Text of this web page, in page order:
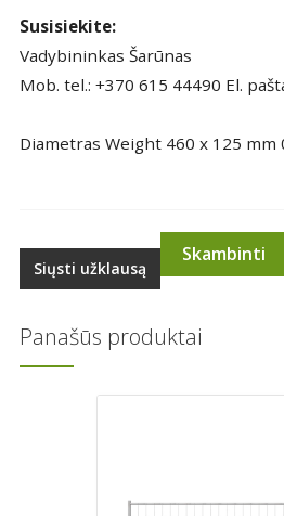
Susisiekite:
Vadybininkas Šarūnas
Mob. tel.: +370 615 44490 El.
Diametras Weight 460 x 125 mm
Skambinti
Siųsti užklausą
Panašūs produktai